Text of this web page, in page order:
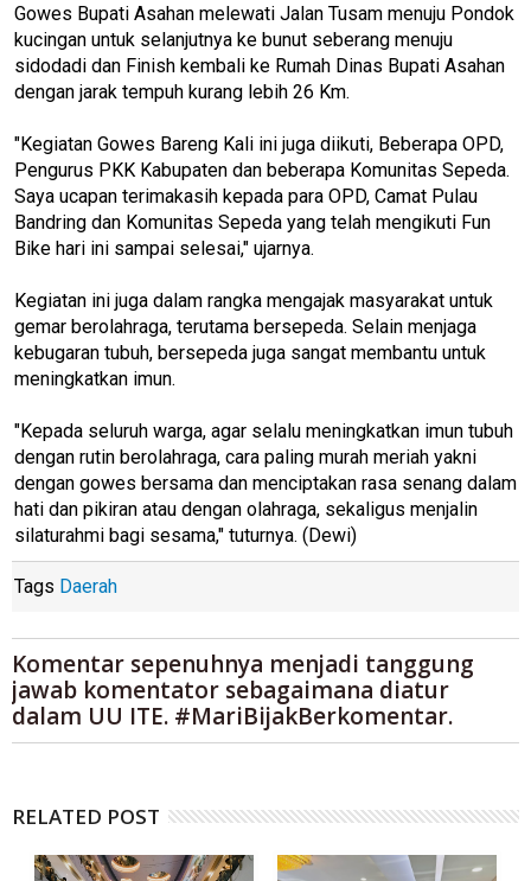
Gowes Bupati Asahan melewati Jalan Tusam menuju Pondok
kucingan untuk selanjutnya ke bunut seberang menuju
sidodadi dan Finish kembali ke Rumah Dinas Bupati Asahan
dengan jarak tempuh kurang lebih 26 Km.
"Kegiatan Gowes Bareng Kali ini juga diikuti, Beberapa OPD,
Pengurus PKK Kabupaten dan beberapa Komunitas Sepeda.
Saya ucapan terimakasih kepada para OPD, Camat Pulau
Bandring dan Komunitas Sepeda yang telah mengikuti Fun
Bike hari ini sampai selesai," ujarnya.
Kegiatan ini juga dalam rangka mengajak masyarakat untuk
gemar berolahraga, terutama bersepeda. Selain menjaga
kebugaran tubuh, bersepeda juga sangat membantu untuk
meningkatkan imun.
"Kepada seluruh warga, agar selalu meningkatkan imun tubuh
dengan rutin berolahraga, cara paling murah meriah yakni
dengan gowes bersama dan menciptakan rasa senang dalam
hati dan pikiran atau dengan olahraga, sekaligus menjalin
silaturahmi bagi sesama," tuturnya. (Dewi)
Tags Daerah
Komentar sepenuhnya menjadi tanggung
jawab komentator sebagaimana diatur
dalam UU ITE. #MariBijakBerkomentar.
RELATED POST